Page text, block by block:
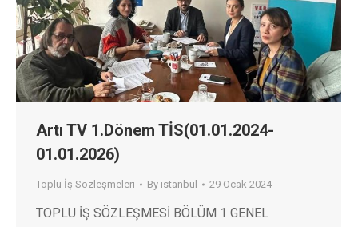
Artı TV 1.Dönem TİS(01.01.2024-
01.01.2026)
Toplu İş Sözleşmeleri By istanbul 29 Ocak 2024
TOPLU İŞ SÖZLEŞMESİ BÖLÜM 1 GENEL